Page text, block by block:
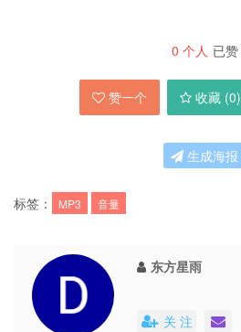
0 个人 已赞
赞一个 收藏 (0)
生成海报
标签： MP3 音量
东方星雨
关 注